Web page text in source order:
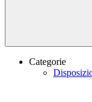
Categorie